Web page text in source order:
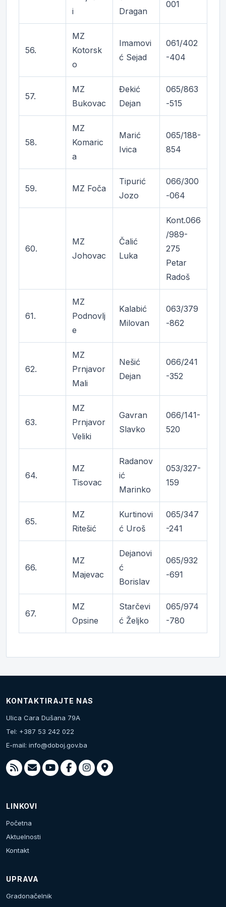
i
Dragan
001
56.
MZ
Kotorsk
o
Imamovi
ć Sejad
061/402
-404
57.
MZ
Bukovac
Đekić
Dejan
065/863
-515
58.
MZ
Komaric
a
Marić
Ivica
065/188-
854
59. MZ Foča
Tipurić
Jozo
066/300
-064
60.
MZ
Johovac
Čalić
Luka
Kont.066
/989-
275
Petar
Radoš
61.
MZ
Podnovlj
e
Kalabić
Milovan
063/379
-862
62.
MZ
Prnjavor
Mali
Nešić
Dejan
066/241
-352
63.
MZ
Prnjavor
Veliki
Gavran
Slavko
066/141-
520
64.
MZ
Tisovac
Radanov
ić
Marinko
053/327-
159
65.
MZ
Ritešić
Kurtinovi
ć Uroš
065/347
-241
66.
MZ
Majevac
Dejanovi
ć
Borislav
065/932
-691
67.
MZ
Opsine
Starčevi
ć Željko
065/974
-780
KONTAKTIRAJTE NAS
Ulica Cara Dušana 79A
Tel: +387 53 242 022
E-mail: info@doboj.gov.ba
LINKOVI
Početna
Aktuelnosti
Kontakt
UPRAVA
Gradonačelnik